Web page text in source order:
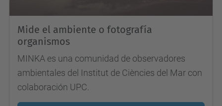
Mide el ambiente o fotografía
organismos
MINKA es una comunidad de observadores
ambientales del Institut de Ciències del Mar con
colaboración UPC.